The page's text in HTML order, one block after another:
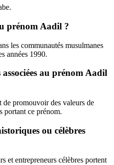
prénom Aadil ?
les communautés musulmanes
années 1990.
au prénom Aadil
promouvoir des valeurs de
portant ce prénom.
ou célèbres
et entrepreneurs célèbres portent